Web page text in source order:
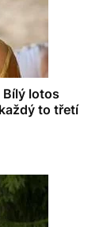
Bílý lotos
to třetí